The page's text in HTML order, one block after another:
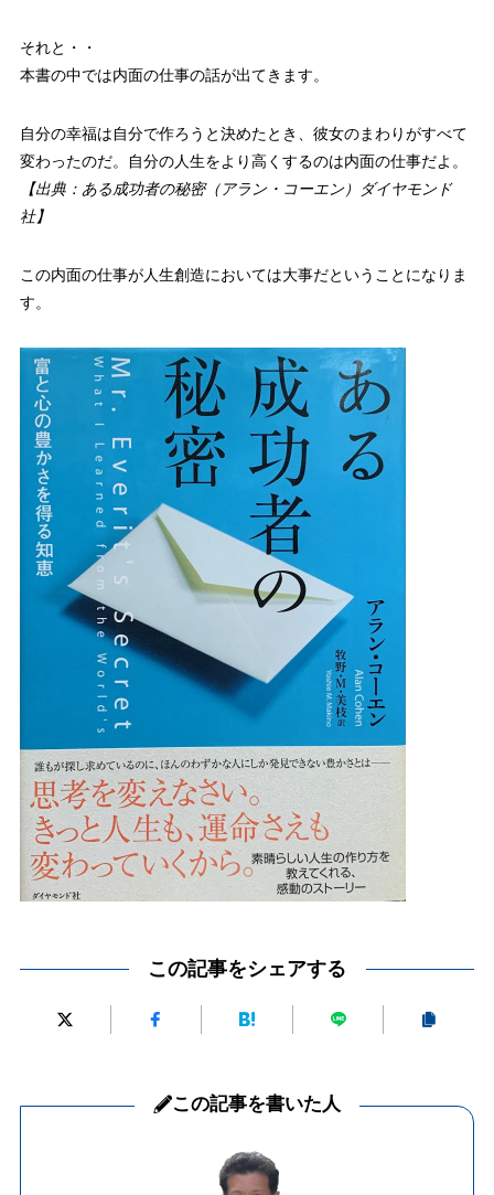
それと・・
本書の中では内面の仕事の話が出てきます。
自分の幸福は自分で作ろうと決めたとき、彼女のまわりがすべて
変わったのだ。自分の人生をより高くするのは内面の仕事だよ。
【出典：ある成功者の秘密（アラン・コーエン）ダイヤモンド
社】
この内面の仕事が人生創造においては大事だということになりま
す。
この記事をシェアする
この記事を書いた人